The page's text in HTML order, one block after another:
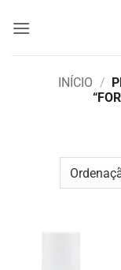
INÍCIO /